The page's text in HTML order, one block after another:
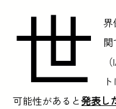
世
界
可能性があると発表し